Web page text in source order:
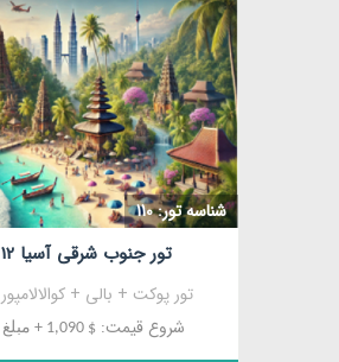
مشاهده
شناسه تور: 110
تور جنوب شرقی آسیا 12 روز
تور پوکت + بالی + کوالالامپور 11 شب
شروع قیمت: $ 1,090 + مبلغ ریالی